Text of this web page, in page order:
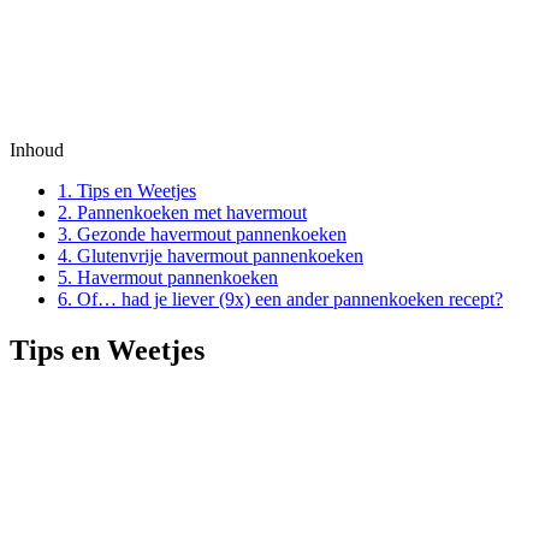
Inhoud
1. Tips en Weetjes
2. Pannenkoeken met havermout
3. Gezonde havermout pannenkoeken
4. Glutenvrije havermout pannenkoeken
5. Havermout pannenkoeken
6. Of… had je liever (9x) een ander pannenkoeken recept?
Tips en Weetjes